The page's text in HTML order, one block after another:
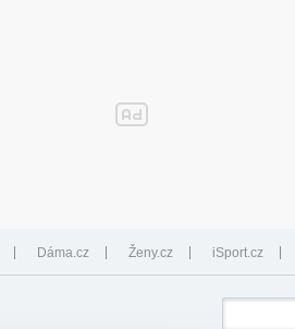
Dáma.cz Ženy.cz iSport.cz